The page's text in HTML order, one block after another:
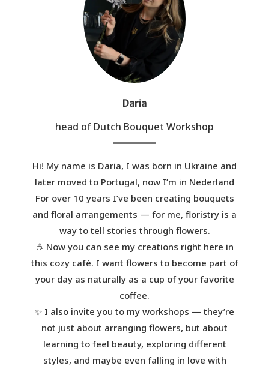
Daria
head of Dutch Bouquet Workshop
Hi! My name is Daria, I was born in Ukraine and
later moved to Portugal, now I’m in Nederland
For over 10 years I’ve been creating bouquets
and floral arrangements — for me, floristry is a
way to tell stories through flowers.
☕ Now you can see my creations right here in
this cozy café. I want flowers to become part of
your day as naturally as a cup of your favorite
coffee.
✨ I also invite you to my workshops — they’re
not just about arranging flowers, but about
learning to feel beauty, exploring different
styles, and maybe even falling in love with